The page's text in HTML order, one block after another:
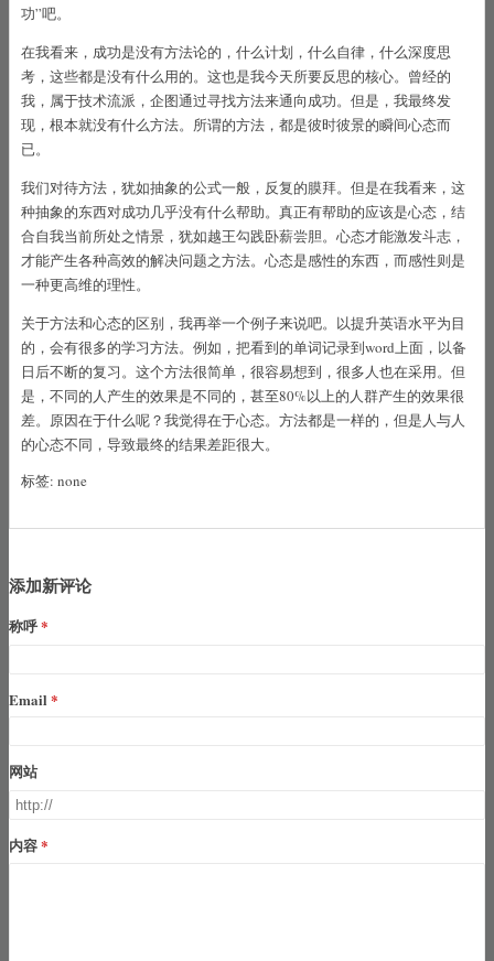
功”吧。
在我看来，成功是没有方法论的，什么计划，什么自律，什么深度思
考，这些都是没有什么用的。这也是我今天所要反思的核心。曾经的
我，属于技术流派，企图通过寻找方法来通向成功。但是，我最终发
现，根本就没有什么方法。所谓的方法，都是彼时彼景的瞬间心态而
已。
我们对待方法，犹如抽象的公式一般，反复的膜拜。但是在我看来，这
种抽象的东西对成功几乎没有什么帮助。真正有帮助的应该是心态，结
合自我当前所处之情景，犹如越王勾践卧薪尝胆。心态才能激发斗志，
才能产生各种高效的解决问题之方法。心态是感性的东西，而感性则是
一种更高维的理性。
关于方法和心态的区别，我再举一个例子来说吧。以提升英语水平为目
的，会有很多的学习方法。例如，把看到的单词记录到word上面，以备
日后不断的复习。这个方法很简单，很容易想到，很多人也在采用。但
是，不同的人产生的效果是不同的，甚至80%以上的人群产生的效果很
差。原因在于什么呢？我觉得在于心态。方法都是一样的，但是人与人
的心态不同，导致最终的结果差距很大。
标签: none
添加新评论
称呼
Email
网站
内容